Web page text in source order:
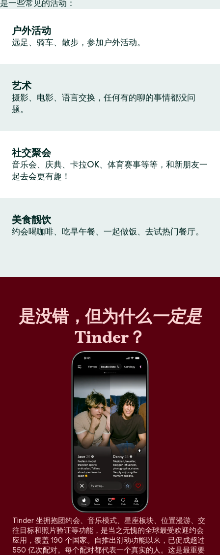
是一些常见的活动：
户外活动
远足、骑车、散步，参加户外活动。
艺术
摄影、电影、语言交换，任何有的聊的事情都没问
题。
社交聚会
音乐会、庆典、卡拉OK、体育赛事等等，和新朋友一
起去会更有趣！
美食靓饮
约会喝咖啡、吃早午餐、一起做饭、去试热门餐厅。
是没错，但为什么一定是
Tinder？
Tinder 坐拥抱团约会、音乐模式、星座板块、位置漫游、交
往目标和照片验证等功能，是当之无愧的全球最受欢迎约会
应用，覆盖 190 个国家。自推出滑动功能以来，已促成超过
550 亿次配对。每个配对都代表一个真实的人。这是最重要